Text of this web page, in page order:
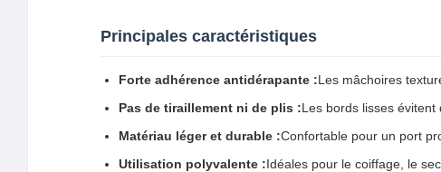
Principales caractéristiques
Forte adhérence antidérapante :Les mâchoires
Pas de tiraillement ni de plis :Les bords lisses
Matériau léger et durable :Confortable pour un port
Utilisation polyvalente :Idéales pour le coiffage, le